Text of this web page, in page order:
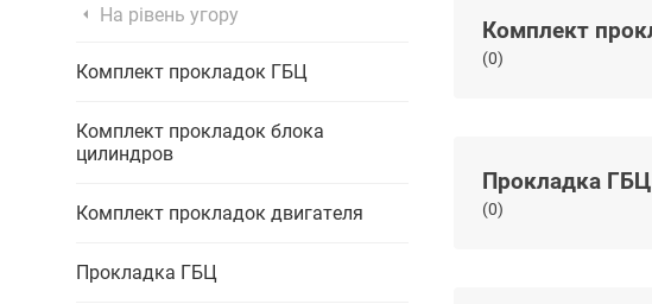
На рівень угору
Комплект прокладок ГБЦ
Комплект прокладок блока
цилиндров
Комплект прокладок двигателя
Прокладка ГБЦ
(0)
Прокладка ГБЦ
(0)